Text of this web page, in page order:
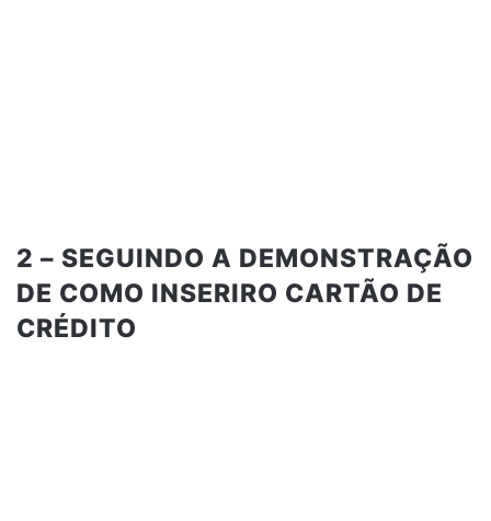
2 – SEGUINDO A DEMONSTRAÇÃO
DE COMO INSERIRO CARTÃO DE
CRÉDITO